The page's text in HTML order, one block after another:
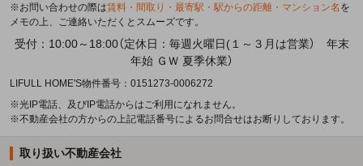
※お問い合わせの際は賃料・間取り・最寄駅・駅からの距離・マンション名 を
メモの上、ご連絡いただくとスムーズです。
受付：10:00～18:00（定休日：毎週火曜日(１～３月は営業） 年末
年始 ＧＷ 夏季休業）
LIFULL HOME'S物件番号：0151273-0006272
※光IP電話、及びIP電話からはご利用になれません。
※不動産会社の方からの上記電話番号によるお問合せはお断りしております。
取り扱い不動産会社